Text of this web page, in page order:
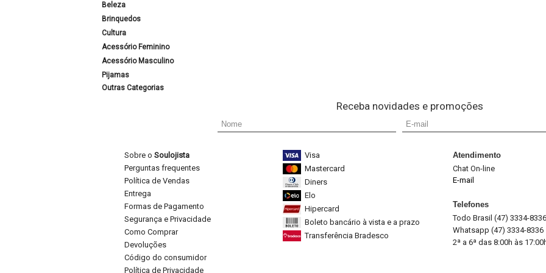
Beleza
Brinquedos
Cultura
Acessório Feminino
Acessório Masculino
Pijamas
Outras Categorias
Receba novidades e promoções
Sobre o Soulojista
Perguntas frequentes
Política de Vendas
Entrega
Formas de Pagamento
Segurança e Privacidade
Como Comprar
Devoluções
Código do consumidor
Política de Privacidade
Visa
Mastercard
Diners
Elo
Hipercard
Boleto bancário à vista e a prazo
Transferência Bradesco
Atendimento
Chat On-line
E-mail
Telefones
Todo Brasil (47) 3334-8336
Whatsapp (47) 3334-8336
2ª a 6ª das 8:00h às